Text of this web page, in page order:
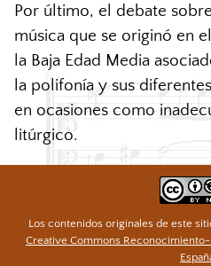
Por último, el debate
música que se originó en
la Baja Edad Media
la polifonía y sus
en ocasiones como
litúrgico.
Los contenidos originales de este
Creative Commons